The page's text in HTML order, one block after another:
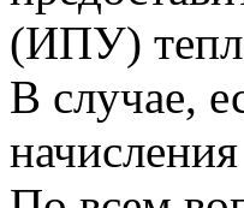
(ИПУ)
В случае,